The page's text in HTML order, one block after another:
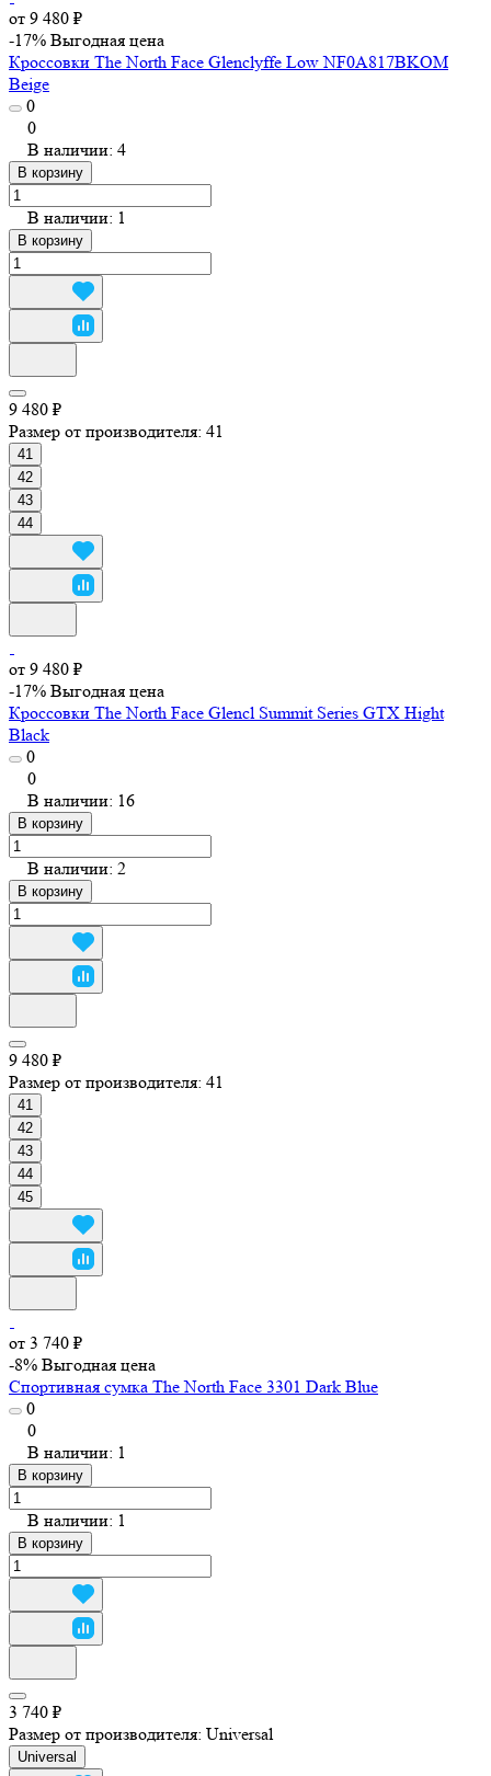
от 9 480 ₽
-17% Выгодная цена
Кроссовки The North Face Glenclyffe Low NF0A817BKOM
Beige
0
0
В наличии: 4
В корзину
В наличии: 1
В корзину
9 480 ₽
Размер от производителя: 41
41
42
43
44
от 9 480 ₽
-17% Выгодная цена
Кроссовки The North Face Glencl Summit Series GTX Hight
Black
0
0
В наличии: 16
В корзину
В наличии: 2
В корзину
9 480 ₽
Размер от производителя: 41
41
42
43
44
45
от 3 740 ₽
-8% Выгодная цена
Спортивная сумка The North Face 3301 Dark Blue
0
0
В наличии: 1
В корзину
В наличии: 1
В корзину
3 740 ₽
Размер от производителя: Universal
Universal